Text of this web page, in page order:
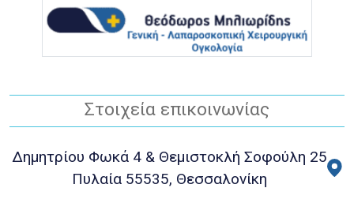
Στοιχεία επικοινωνίας
Δημητρίου Φωκά 4 & Θεμιστοκλή Σοφούλη 25
Πυλαία 55535, Θεσσαλονίκη